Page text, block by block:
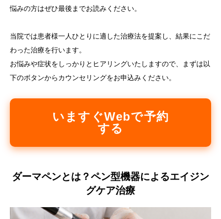
悩みの方はぜひ最後までお読みください。
当院では患者様一人ひとりに適した治療法を提案し、結果にこだ
わった治療を行います。
お悩みや症状をしっかりとヒアリングいたしますので、まずは以
下のボタンからカウンセリングをお申込みください。
いますぐWebで予約
する
ダーマペンとは？ペン型機器によるエイジン
グケア治療